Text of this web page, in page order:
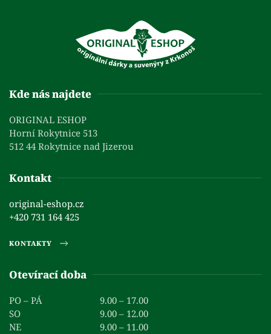
Kde nás najdete
ORIGINAL ESHOP
Horní Rokytnice 513
512 44 Rokytnice nad Jizerou
Kontakt
original-eshop.cz
+420 731 164 425
KONTAKTY
Otevírací doba
PO – PÁ
9.00 – 17.00
SO
9.00 – 12.00
NE
9.00 – 11.00